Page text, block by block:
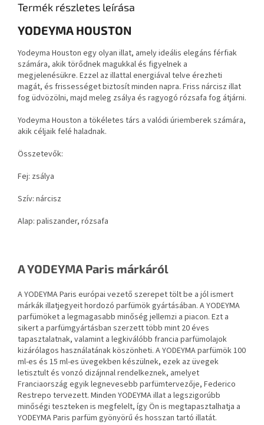
Termék részletes leírása
YODEYMA HOUSTON
Yodeyma Houston egy olyan illat, amely ideális elegáns férfiak
számára, akik törődnek magukkal és figyelnek a
megjelenésükre. Ezzel az illattal energiával telve érezheti
magát, és frissességet biztosít minden napra. Friss nárcisz illat
fog üdvözölni, majd meleg zsálya és ragyogó rózsafa fog átjárni.
Yodeyma Houston a tökéletes társ a valódi úriemberek számára,
akik céljaik felé haladnak.
Összetevők:
Fej: zsálya
Szív: nárcisz
Alap: paliszander, rózsafa
A YODEYMA Paris márkáról
A YODEYMA Paris európai vezető szerepet tölt be a jól ismert
márkák illatjegyeit hordozó parfümök gyártásában. A YODEYMA
parfümöket a legmagasabb minőség jellemzi a piacon. Ezt a
sikert a parfümgyártásban szerzett több mint 20 éves
tapasztalatnak, valamint a legkiválóbb francia parfümolajok
kizárólagos használatának köszönheti. A YODEYMA parfümök 100
ml-es és 15 ml-es üvegekben készülnek, ezek az üvegek
letisztult és vonzó dizájnnal rendelkeznek, amelyet
Franciaország egyik legnevesebb parfümtervezője, Federico
Restrepo tervezett. Minden YODEYMA illat a legszigorúbb
minőségi teszteken is megfelelt, így Ön is megtapasztalhatja a
YODEYMA Paris parfüm gyönyörű és hosszan tartó illatát.